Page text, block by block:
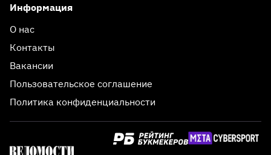
Информация
О нас
Контакты
Вакансии
Пользовательское соглашение
Политика конфиденциальности